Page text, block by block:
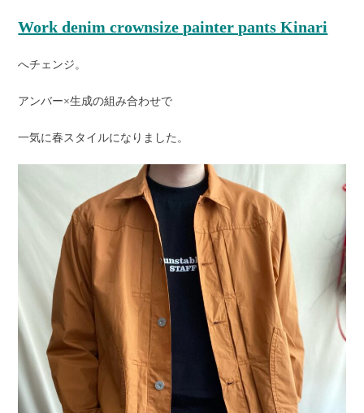
Work denim crownsize painter pants Kinari
へチェンジ。
アンバー×生成の組み合わせで
一気に春スタイルになりました。